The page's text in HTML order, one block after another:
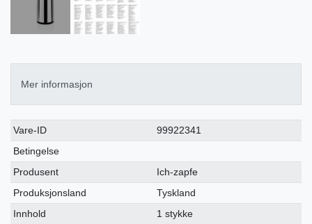
Mer informasjon
Ceres::Template.singleItemTechnicalDataAttribute
Ceres::Template.singleItemTechnicalDataValue
Vare-ID
99922341
Betingelse
Produsent
Ich-zapfe
Produksjonsland
Tyskland
Innhold
1 stykke